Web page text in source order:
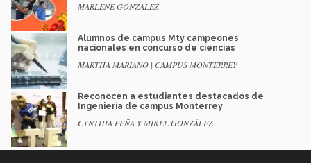
MARLENE GONZÁLEZ
Alumnos de campus Mty campeones
nacionales en concurso de ciencias
MARTHA MARIANO | CAMPUS MONTERREY
Reconocen a estudiantes destacados de
Ingeniería de campus Monterrey
CYNTHIA PEÑA Y MIKEL GONZÁLEZ